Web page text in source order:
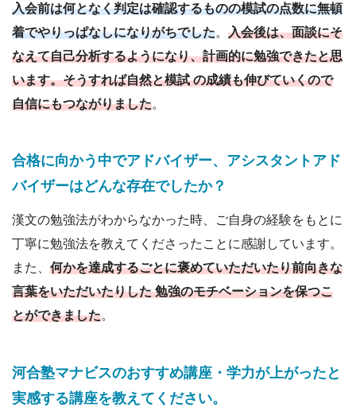
入会前は何となく判定は確認するものの模試の点数に無頓
着でやりっぱなしになりがちでした。 入会後は、面談にそ
なえて自己分析するようになり、計画的に勉強できたと思
います。そうすれば自然と模試 の成績も伸びていくので
自信にもつながりました。
合格に向かう中でアドバイザー、 アシスタントアド
バイザーはどんな存在でしたか？
漢文の勉強法がわからなかった時、ご自身の経験をもとに
丁寧に勉強法を教えてくださったことに感謝しています。
また、 何かを達成するごとに褒めていただいたり前向きな
言葉をいただいたりした 勉強のモチベーションを保つこ
とができました。
河合塾マナビスのおすすめ講座・学力が上がったと
実感する講座を教えてください。